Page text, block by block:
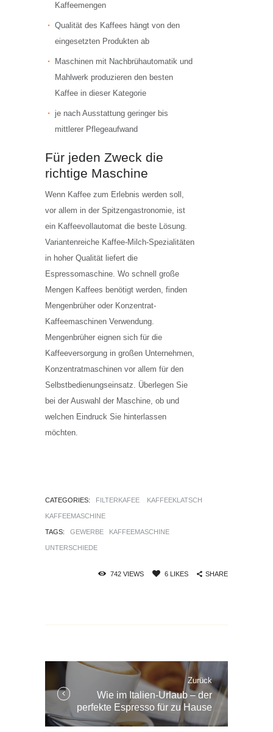
Kaffeemengen
Qualität des Kaffees hängt von den
eingesetzten Produkten ab
Maschinen mit Nachbrühautomatik und
Mahlwerk produzieren den besten
Kaffee in dieser Kategorie
je nach Ausstattung geringer bis
mittlerer Pflegeaufwand
Für jeden Zweck die
richtige Maschine
Wenn Kaffee zum Erlebnis werden soll,
vor allem in der Spitzengastronomie, ist
ein Kaffeevollautomat die beste Lösung.
Variantenreiche Kaffee-Milch-Spezialitäten
in hoher Qualität liefert die
Espressomaschine. Wo schnell große
Mengen Kaffees benötigt werden, finden
Mengenbrüher oder Konzentrat-
Kaffeemaschinen Verwendung.
Mengenbrüher eignen sich für die
Kaffeeversorgung in großen Unternehmen,
Konzentratmaschinen vor allem für den
Selbstbedienungseinsatz. Überlegen Sie
bei der Auswahl der Maschine, ob und
welchen Eindruck Sie hinterlassen
möchten.
CATEGORIES: FILTERKAFEE KAFFEEKLATSCH
KAFFEEMASCHINE
TAGS: GEWERBE KAFFEEMASCHINE
UNTERSCHIEDE
742VIEWS 6LIKES SHARE
ZurückVorherige
Beiträge:
Wie im Italien-Urlaub – der
perfekte Espresso für zu Hause